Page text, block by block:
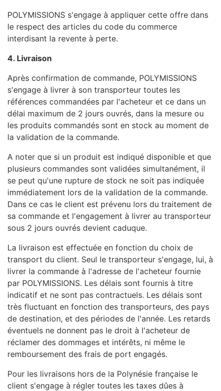
POLYMISSIONS s'engage à appliquer cette offre dans
le respect des articles du code du commerce
interdisant la revente à perte.
4. Livraison
Après confirmation de commande, POLYMISSIONS
s'engage à livrer à son transporteur toutes les
références commandées par l'acheteur et ce dans un
délai maximum de 2 jours ouvrés, dans la mesure ou
les produits commandés sont en stock au moment de
la validation de la commande.
A noter que si un produit est indiqué disponible et que
plusieurs commandes sont validées simultanément, il
se peut qu'une rupture de stock ne soit pas indiquée
immédiatement lors de la validation de la commande.
Dans ce cas le client est prévenu lors du traitement de
sa commande et l'engagement à livrer au transporteur
sous 2 jours ouvrés devient caduque.
La livraison est effectuée en fonction du choix de
transport du client. Seul le transporteur s'engage, lui, à
livrer la commande à l'adresse de l'acheteur fournie
par POLYMISSIONS. Les délais sont fournis à titre
indicatif et ne sont pas contractuels. Les délais sont
très fluctuant en fonction des transporteurs, des pays
de destination, et des périodes de l'année. Les retards
éventuels ne donnent pas le droit à l'acheteur de
réclamer des dommages et intérêts, ni même le
remboursement des frais de port engagés.
Pour les livraisons hors de la Polynésie française le
client s'engage à régler toutes les taxes dûes à